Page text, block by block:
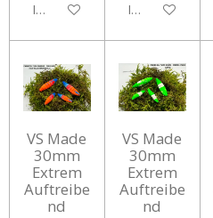
In den WarenkorbIn den
VS Made
30mm
Extrem
Auftreibe
nd
VS Made
30mm
Extrem
Auftreibe
nd